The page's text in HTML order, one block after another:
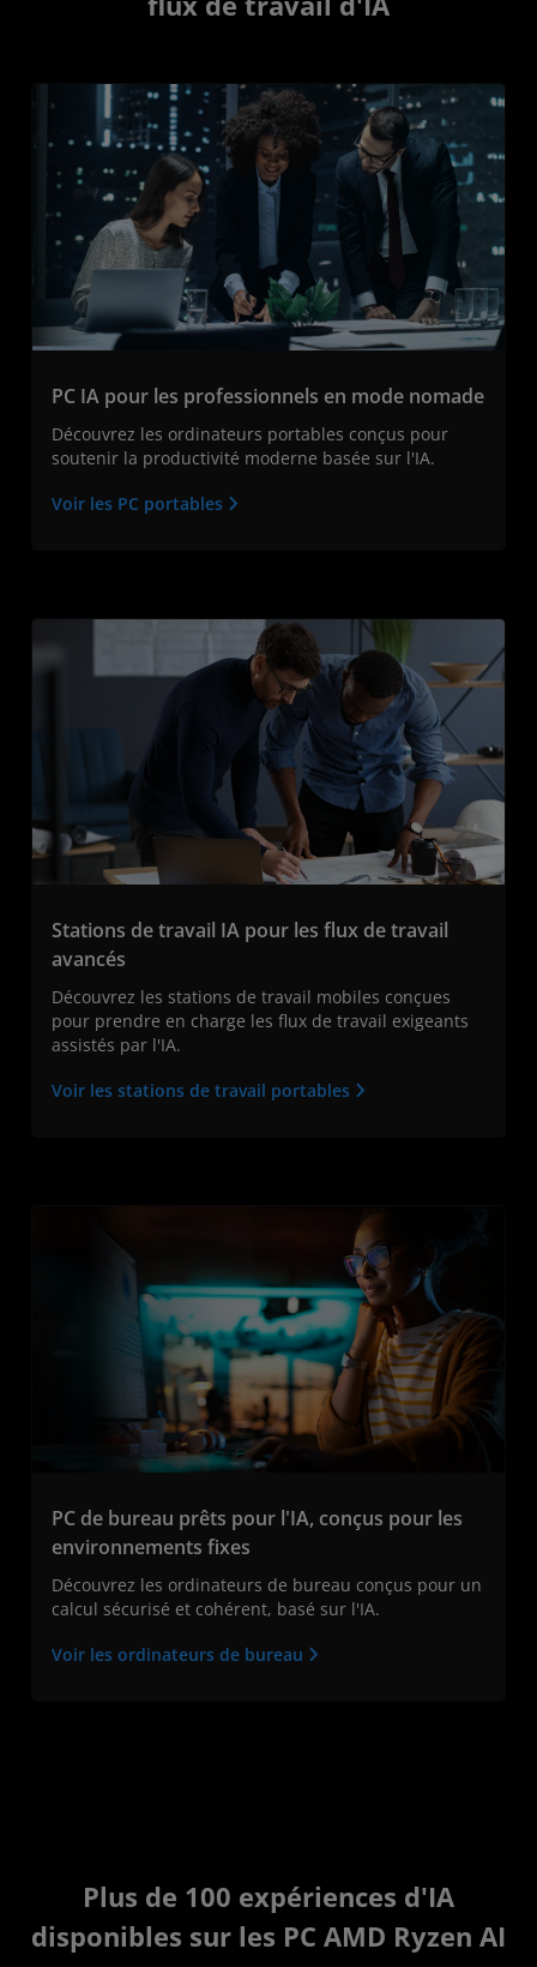
PC IA pour les professionnels en mode nomade
Découvrez les ordinateurs portables conçus pour
soutenir la productivité moderne basée sur l'IA.
Voir les PC portables
Stations de travail IA pour les flux de travail
avancés
Découvrez les stations de travail mobiles conçues
pour prendre en charge les flux de travail exigeants
assistés par l'IA.
Voir les stations de travail portables
PC de bureau prêts pour l'IA, conçus pour les
environnements fixes
Découvrez les ordinateurs de bureau conçus pour un
calcul sécurisé et cohérent, basé sur l'IA.
Voir les ordinateurs de bureau
Plus de 100 expériences d'IA
disponibles sur les PC AMD Ryzen AI